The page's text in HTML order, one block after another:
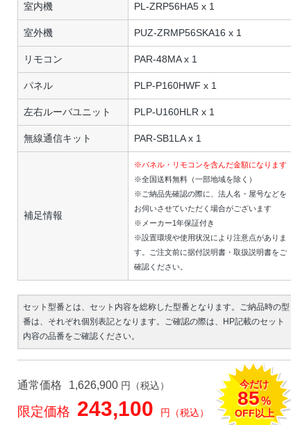
室内機 PL-ZRP56HA5 x 1
室外機 PUZ-ZRMP56SKA16 x 1
リモコン PAR-48MA x 1
パネル PLP-P160HWF x 1
左右ルーバユニット PLP-U160HLR x 1
無線通信キット PAR-SB1LA x 1
補足情報
※パネル・リモコンを含んだ金額になります
※全国送料無料（一部地域を除く）
※ご納品先確認の際に、法人名・屋号などを
お伺いさせていただく場合がございます
※メーカー1年保証付き
※設置環境や使用状況により注意点がありま
す。ご注文前に据付説明書・取扱説明書をご
確認ください。
セット型番とは、セット内容を総称した型番となります。ご納品時の型
番は、それぞれ個別表記となります。ご確認の際は、HP記載のセット
内容の品番をご確認ください。
通常価格 1,626,900 円（税込）
限定価格 243,100 円（税込）
今だけ
85%
OFF以上